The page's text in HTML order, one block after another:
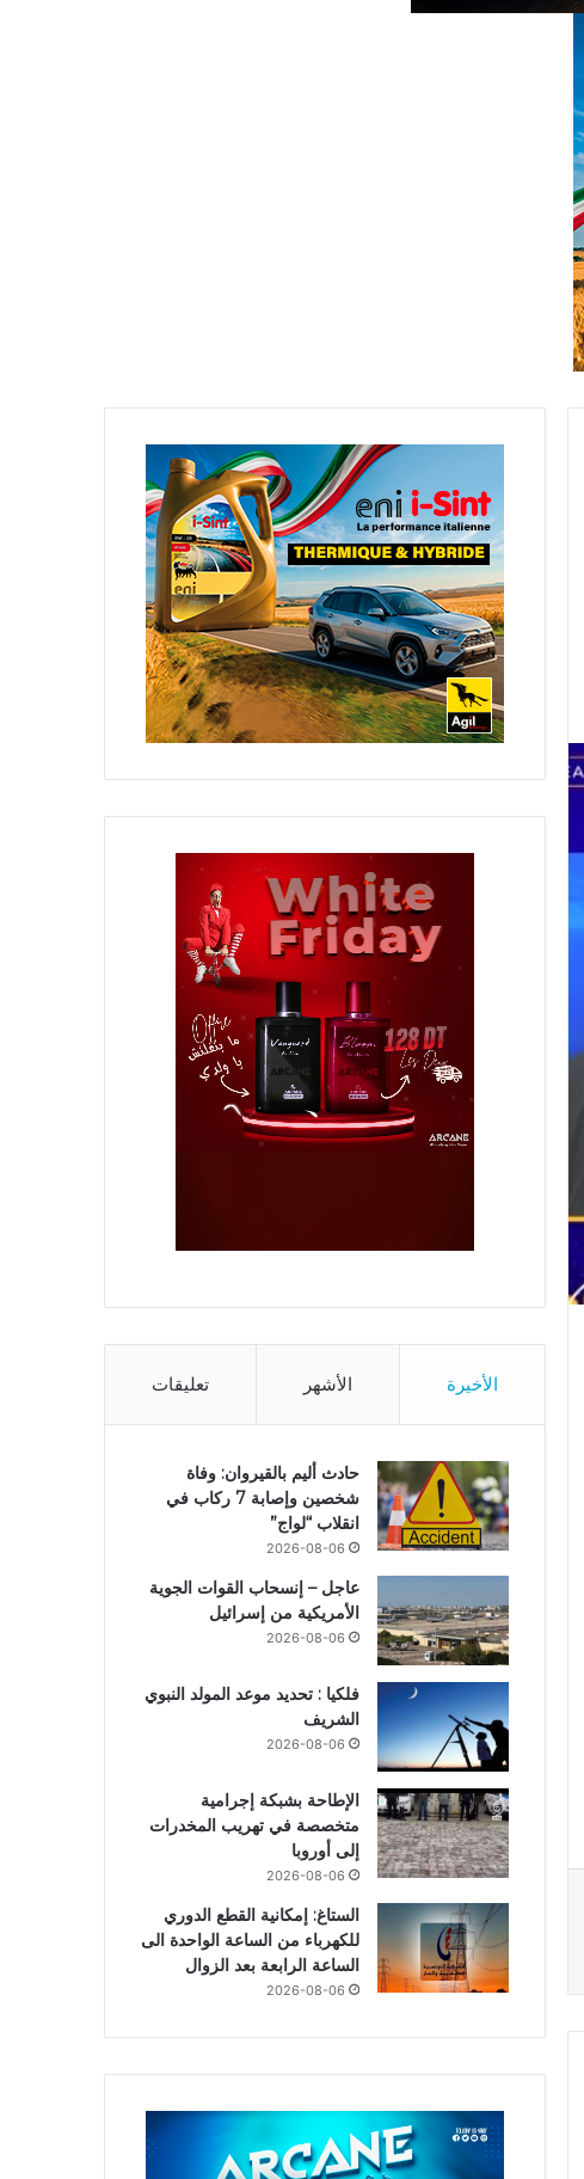
الأخيرة الأشهر تعليقات
حادث أليم بالقيروان: وفاة
شخصين وإصابة 7 ركاب في
انقلاب “لواج”
2026-08-06
عاجل – إنسحاب القوات الجوية
الأمريكية من إسرائيل
2026-08-06
فلكيا : تحديد موعد المولد النبوي
الشريف
2026-08-06
الإطاحة بشبكة إجرامية
متخصصة في تهريب المخدرات
إلى أوروبا
2026-08-06
الستاغ: إمكانية القطع الدوري
للكهرباء من الساعة الواحدة الى
الساعة الرابعة بعد الزوال
2026-08-06